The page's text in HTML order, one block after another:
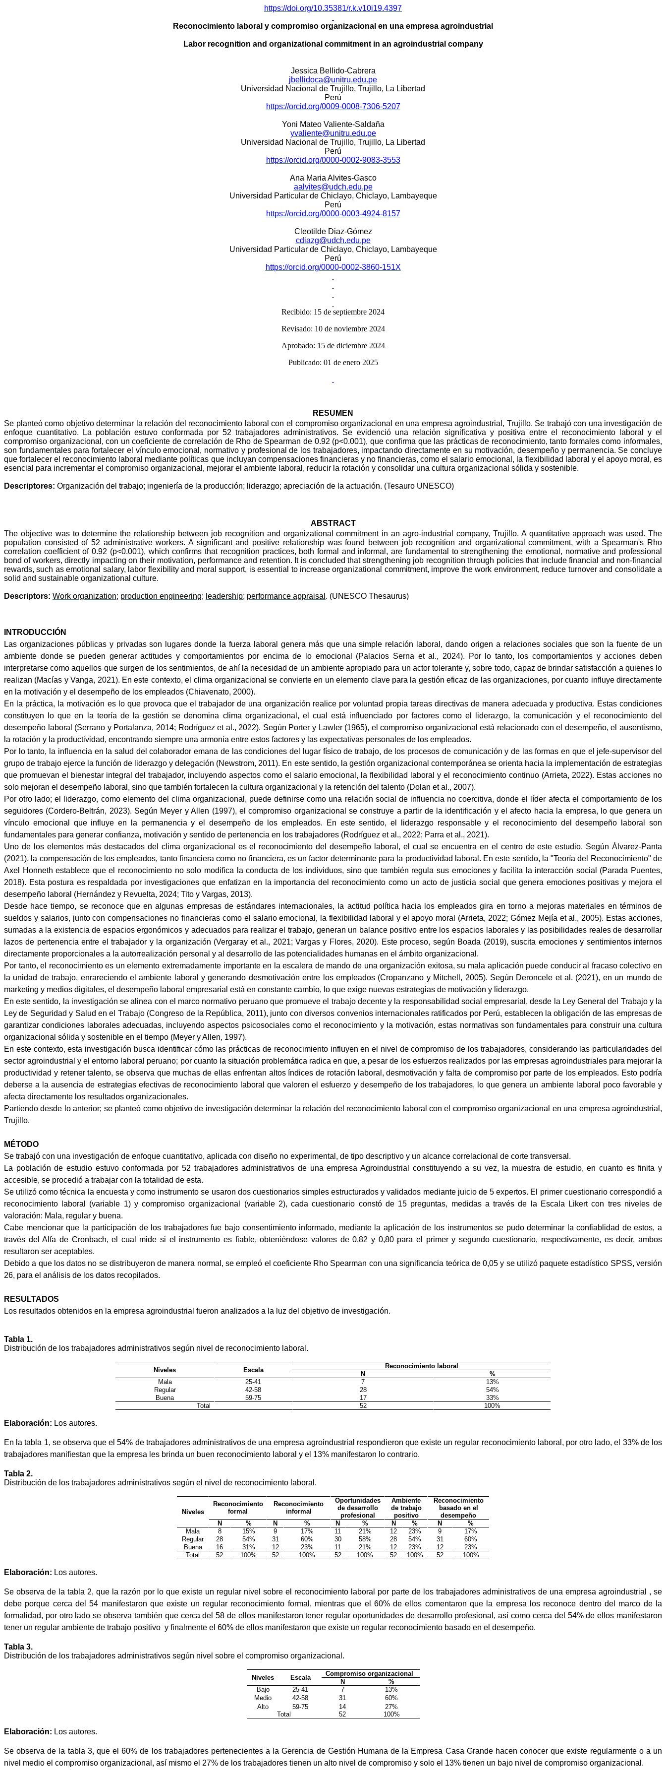
https://doi.org/10.35381/r.k.v10i19.4397
Reconocimiento laboral y compromiso organizacional en una empresa agroindustrial
Labor recognition and organizational commitment in an agroindustrial company
Jessica Bellido-Cabrera
jbellidoca@unitru.edu.pe
Universidad Nacional de Trujillo, Trujillo, La Libertad
Perú
https://orcid.org/0009-0008-7306-5207
Yoni Mateo Valiente-Saldaña
yvaliente@unitru.edu.pe
Universidad Nacional de Trujillo, Trujillo, La Libertad
Perú
https://orcid.org/0000-0002-9083-3553
Ana Maria Alvites-Gasco
aalvites@udch.edu.pe
Universidad Particular de Chiclayo, Chiclayo, Lambayeque
Perú
https://orcid.org/0000-0003-4924-8157
Cleotilde Diaz-Gómez
cdiazg@udch.edu.pe
Universidad Particular de Chiclayo, Chiclayo, Lambayeque
Perú
https://orcid.org/0000-0002-3860-151X
Recibido: 15 de septiembre 2024
Revisado: 10 de noviembre 2024
Aprobado: 15 de diciembre 2024
Publicado: 01 de enero 2025
RESUMEN
Se planteó como objetivo determinar la relación del reconocimiento laboral con el compromiso organizacional en una empresa agroindustrial, Trujillo. Se trabajó con una investigación de
enfoque cuantitativo.
La población estuvo conformada por 52 trabajadores administrativos. Se evidenció una relación significativa y positiva entre el reconocimiento laboral y el
compromiso organizacional, con un coeficiente de correlación de Rho de Spearman de 0.92 (p<0.001), que confirma que las prácticas de reconocimiento, tanto formales como informales,
son fundamentales para fortalecer el vínculo emocional, normativo y profesional de los trabajadores, impactando directamente en su motivación, desempeño y permanencia. Se concluye
que fortalecer el reconocimiento laboral mediante políticas que incluyan compensaciones financieras y no financieras, como el salario emocional, la flexibilidad laboral y el apoyo moral, es
esencial para incrementar el compromiso organizacional, mejorar el ambiente laboral, reducir la rotación y consolidar una cultura organizacional sólida y sostenible.
Descriptores: Organización del trabajo; ingeniería de la producción; liderazgo; apreciación de la actuación. (Tesauro UNESCO)
ABSTRACT
The objective was to determine the relationship between job recognition and organizational commitment in an agro-industrial company, Trujillo. A quantitative approach was used. The
population consisted of 52 administrative workers. A significant and positive relationship was found between job recognition and organizational commitment, with a Spearman's Rho
correlation coefficient of 0.92 (p<0.001), which confirms that recognition practices, both formal and informal, are fundamental to strengthening the emotional, normative and professional
bond of workers, directly impacting on their motivation, performance and retention. It is concluded that strengthening job recognition through policies that include financial and non-financial
rewards, such as emotional salary, labor flexibility and moral support, is essential to increase organizational commitment, improve the work environment, reduce turnover and consolidate a
solid and sustainable organizational culture.
Descriptors: Work organization; production engineering; leadership; performance appraisal . (UNESCO Thesaurus)
INTRODUCCIÓN
Las organizaciones públicas y privadas son lugares donde la fuerza laboral genera más que una simple relación laboral, dando origen a relaciones sociales que son la fuente de un
ambiente donde se pueden generar actitudes y comportamientos por encima de lo emocional (Palacios Serna et al., 2024). Por lo tanto, los comportamientos y acciones deben
interpretarse como aquellos que surgen de los sentimientos, de ahí la necesidad de un ambiente apropiado para un actor tolerante y, sobre todo, capaz de brindar satisfacción a quienes lo
realizan (Macías y Vanga, 2021). En este contexto, el clima organizacional se convierte en un elemento clave para la gestión eficaz de las organizaciones, por cuanto influye directamente
en la motivación y el desempeño de los empleados (Chiavenato, 2000).
En la práctica, la motivación es lo que provoca que el trabajador de una organización realice por voluntad propia tareas directivas de manera adecuada y productiva. Estas condiciones
constituyen lo que en la teoría de la gestión se denomina clima organizacional, el cual está influenciado por factores como el liderazgo, la comunicación y el reconocimiento del
desempeño laboral (Serrano y Portalanza, 2014; Rodríguez et al., 2022). Según Porter y Lawler (1965), el compromiso organizacional está relacionado con el desempeño, el ausentismo,
la rotación y la productividad, encontrando siempre una armonía entre estos factores y las expectativas personales de los empleados.
Por lo tanto, la influencia en la salud del colaborador emana de las condiciones del lugar físico de trabajo, de los procesos de comunicación y de las formas en que el jefe-supervisor del
grupo de trabajo ejerce la función de liderazgo y delegación (Newstrom, 2011). En este sentido, la gestión organizacional contemporánea se orienta hacia la implementación de estrategias
que promuevan el bienestar integral del trabajador, incluyendo aspectos como el salario emocional, la flexibilidad laboral y el reconocimiento continuo (Arrieta, 2022). Estas acciones no
solo mejoran el desempeño laboral, sino que también fortalecen la cultura organizacional y la retención del talento (Dolan et al., 2007).
Por otro lado; el liderazgo, como elemento del clima organizacional, puede definirse como una relación social de influencia no coercitiva, donde el líder afecta el comportamiento de los
seguidores (Cordero-Beltrán, 2023). Según Meyer y Allen (1997), el compromiso organizacional se construye a partir de la identificación y el afecto hacia la empresa, lo que genera un
vínculo emocional que influye en la permanencia y el desempeño de los empleados. En este sentido, el liderazgo responsable y el reconocimiento del desempeño laboral son
fundamentales para generar confianza, motivación y sentido de pertenencia en los trabajadores (Rodríguez et al., 2022; Parra et al., 2021).
Uno de los elementos más destacados del clima organizacional es el reconocimiento del desempeño laboral, el cual se encuentra en el centro de este estudio. Según Álvarez-Panta
(2021), la compensación de los empleados, tanto financiera como no financiera, es un factor determinante para la productividad laboral. En este sentido, la "Teoría del Reconocimiento" de
Axel Honneth establece que el reconocimiento no solo modifica la conducta de los individuos, sino que también regula sus emociones y facilita la interacción social (Parada Puentes,
2018). Esta postura es respaldada por investigaciones que enfatizan en la importancia del reconocimiento como un acto de justicia social que genera emociones positivas y mejora el
desempeño laboral (Hernández y Revuelta, 2024; Tito y Vargas, 2013).
Desde hace tiempo, se reconoce que en algunas empresas de estándares internacionales, la actitud política hacia los empleados gira en torno a mejoras materiales en términos de
sueldos y salarios, junto con compensaciones no financieras como el salario emocional, la flexibilidad laboral y el apoyo moral (Arrieta, 2022; Gómez Mejía et al., 2005). Estas acciones,
sumadas a la existencia de espacios ergonómicos y adecuados para realizar el trabajo, generan un balance positivo entre los espacios laborales y las posibilidades reales de desarrollar
lazos de pertenencia entre el trabajador y la organización (Vergaray et al., 2021; Vargas y Flores, 2020). Este proceso, según Boada (2019), suscita emociones y sentimientos internos
directamente proporcionales a la autorrealización personal y al desarrollo de las potencialidades humanas en el ámbito organizacional.
Por tanto, el reconocimiento es un elemento extremadamente importante en la escalera de mando de una organización exitosa, su mala aplicación puede conducir al fracaso colectivo en
la unidad de trabajo, enrareciendo el ambiente laboral y generando desmotivación entre los empleados (Cropanzano y Mitchell, 2005). Según Deroncele et al. (2021), en un mundo de
marketing y medios digitales, el desempeño laboral empresarial está en constante cambio, lo que exige nuevas estrategias de motivación y liderazgo.
En este sentido, la investigación se alinea con el marco normativo peruano que promueve el trabajo decente y la responsabilidad social empresarial, desde la Ley General del Trabajo y la
Ley de Seguridad y Salud en el Trabajo (Congreso de la República, 2011), junto con diversos convenios internacionales ratificados por Perú, establecen la obligación de las empresas de
garantizar condiciones laborales adecuadas, incluyendo aspectos psicosociales como el reconocimiento y la motivación, estas normativas son fundamentales para construir una cultura
organizacional sólida y sostenible en el tiempo (Meyer y Allen, 1997).
En este contexto, esta investigación busca identificar cómo las prácticas de reconocimiento influyen en el nivel de compromiso de los trabajadores, considerando las particularidades del
sector agroindustrial y el entorno laboral peruano; por cuanto la situación problemática radica en que, a pesar de los esfuerzos realizados por las empresas agroindustriales para mejorar la
productividad y retener talento, se observa que muchas de ellas enfrentan altos índices de rotación laboral, desmotivación y falta de compromiso por parte de los empleados. Esto podría
deberse a la ausencia de estrategias efectivas de reconocimiento laboral que valoren el esfuerzo y desempeño de los trabajadores, lo que genera un ambiente laboral poco favorable y
afecta directamente los resultados organizacionales.
Partiendo desde lo anterior; se planteó como objetivo de investigación determinar la relación del reconocimiento laboral con el compromiso organizacional en una empresa agroindustrial,
Trujillo.
MÉTODO
Se trabajó con una investigación de enfoque cuantitativo, aplicada con diseño no experimental, de tipo descriptivo y un alcance correlacional de corte transversal.
La población de estudio estuvo conformada por 52 trabajadores administrativos de una empresa Agroindustrial constituyendo a su vez, la muestra de estudio, en cuanto es finita y
accesible, se procedió a trabajar con la totalidad de esta.
Se utilizó como técnica la encuesta y como instrumento se usaron dos cuestionarios simples estructurados y validados mediante juicio de 5 expertos. El primer cuestionario correspondió a
reconocimiento laboral (variable 1) y compromiso organizacional (variable 2), cada cuestionario constó de 15 preguntas, medidas a través de la Escala Likert con tres niveles de
valoración: Mala, regular y buena.
Cabe mencionar que la participación de los trabajadores fue bajo consentimiento informado, mediante la aplicación de los instrumentos se pudo determinar la confiablidad de estos, a
través del Alfa de Cronbach, el cual mide si el instrumento es fiable, obteniéndose valores de 0,82 y 0,80 para el primer y segundo cuestionario, respectivamente, es decir, ambos
resultaron ser aceptables.
Debido a que los datos no se distribuyeron de manera normal, se empleó el coeficiente Rho Spearman con una significancia teórica de 0,05 y se utilizó paquete estadístico SPSS, versión
26, para el análisis de los datos recopilados.
RESULTADOS
Los resultados obtenidos en la empresa agroindustrial fueron analizados a la luz del objetivo de investigación.
Tabla 1.
Distribución de los trabajadores administrativos según nivel de reconocimiento laboral.
Niveles Escala
Reconocimiento laboral
N
%
Mala
25-41 7
13%
Regular
42-58 28
54%
Buena
59-75 17
33%
Total
52 100%
Elaboración: Los autores.
En la tabla 1, se observa que el 54% de trabajadores administrativos de una empresa agroindustrial respondieron que existe un regular reconocimiento laboral, por otro lado, el 33% de los
trabajadores manifiestan que la empresa les brinda un buen reconocimiento laboral y el 13% manifestaron lo contrario.
Tabla 2.
Distribución de los trabajadores administrativos según el nivel de reconocimiento laboral.
Niveles
Reconocimiento
formal
Reconocimiento
informal
Oportunidades
de desarrollo
profesional
Ambiente
de trabajo
positivo
Reconocimiento
basado en el
desempeño
N
% N % N % N % N
%
Mala
8 15% 9 17% 11 21% 12 23% 9
17%
Regular
28 54% 31 60% 30 58% 28 54% 31
60%
Buena
16 31% 12 23% 11 21% 12 23% 12
23%
Total
52 100% 52 100% 52 100% 52 100% 52 100%
Elaboración: Los autores.
Se observa de la tabla 2, que la razón por lo que existe un regular nivel sobre el reconocimiento laboral por parte de los trabajadores administrativos de una empresa agroindustrial , se
debe porque cerca del 54 manifestaron que existe un regular reconocimiento formal, mientras que el 60% de ellos comentaron que la empresa los reconoce dentro del marco de la
formalidad, por otro lado se observa también que cerca del 58 de ellos manifestaron tener regular oportunidades de desarrollo profesional, así como cerca del 54% de ellos manifestaron
tener un regular ambiente de trabajo positivo y finalmente el 60% de ellos manifestaron que existe un regular reconocimiento basado en el desempeño.
Tabla 3.
Distribución de los trabajadores administrativos según nivel sobre el compromiso organizacional.
Niveles Escala
Compromiso organizacional
N
%
Bajo
25-41 7
13%
Medio
42-58 31
60%
Alto
59-75 14
27%
Total
52 100%
Elaboración: Los autores.
Se observa de la tabla 3, que el 60% de los trabajadores pertenecientes a la Gerencia de Gestión Humana de la Empresa Casa Grande hacen conocer que existe regularmente o a un
nivel medio el compromiso organizacional, así mismo el 27% de los trabajadores tienen un alto nivel de compromiso y solo el 13% tienen un bajo nivel de compromiso organizacional.